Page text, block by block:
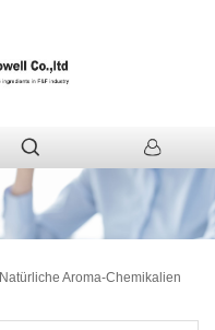
Natürliche Aroma-Chemikalien